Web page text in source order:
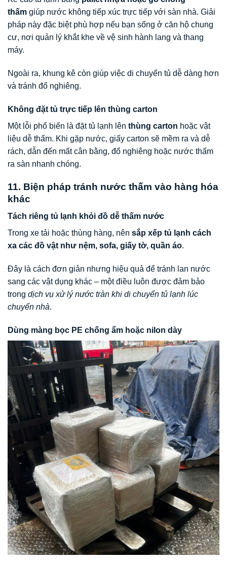
thấm giúp nước không tiếp xúc trực tiếp với sàn nhà. Giải
pháp này đặc biệt phù hợp nếu bạn sống ở căn hộ chung
cư, nơi quản lý khắt khe về vệ sinh hành lang và thang
máy.
Ngoài ra, khung kê còn giúp việc di chuyển tủ dễ dàng hơn
và tránh đổ nghiêng.
Không đặt tủ trực tiếp lên thùng carton
Một lỗi phổ biến là đặt tủ lạnh lên thùng carton hoặc vật
liệu dễ thấm. Khi gặp nước, giấy carton sẽ mềm ra và dễ
rách, dẫn đến mất cân bằng, đổ nghiêng hoặc nước thấm
ra sàn nhanh chóng.
11. Biện pháp tránh nước thấm vào hàng hóa
khác
Tách riêng tủ lạnh khỏi đồ dễ thấm nước
Trong xe tải hoặc thùng hàng, nên sắp xếp tủ lạnh cách
xa các đồ vật như nệm, sofa, giấy tờ, quần áo.
Đây là cách đơn giản nhưng hiệu quả để tránh lan nước
sang các vật dụng khác – một điều luôn được đảm bảo
trong dịch vụ xử lý nước tràn khi di chuyển tủ lạnh lúc
chuyển nhà.
Dùng màng bọc PE chống ẩm hoặc nilon dày